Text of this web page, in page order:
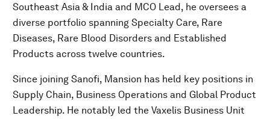
Southeast Asia & India and MCO Lead, he oversees a
diverse portfolio spanning Specialty Care, Rare
Diseases, Rare Blood Disorders and Established
Products across twelve countries.
Since joining Sanofi, Mansion has held key positions in
Supply Chain, Business Operations and Global Product
Leadership. He notably led the Vaxelis Business Unit